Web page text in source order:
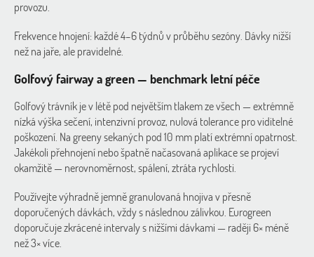
provozu.
Frekvence hnojení: každé 4–6 týdnů v průběhu sezóny. Dávky nižší
než na jaře, ale pravidelné.
Golfový fairway a green — benchmark letní péče
Golfový trávník je v létě pod největším tlakem ze všech — extrémně
nízká výška sečení, intenzivní provoz, nulová tolerance pro viditelné
poškození. Na greeny sekaných pod 10 mm platí extrémní opatrnost.
Jakékoli přehnojení nebo špatně načasovaná aplikace se projeví
okamžitě — nerovnoměrnost, spálení, ztráta rychlosti.
Používejte výhradně jemně granulovaná hnojiva v přesně
doporučených dávkách, vždy s následnou zálivkou. Eurogreen
doporučuje zkrácené intervaly s nižšími dávkami — raději 6× méně
než 3× více.